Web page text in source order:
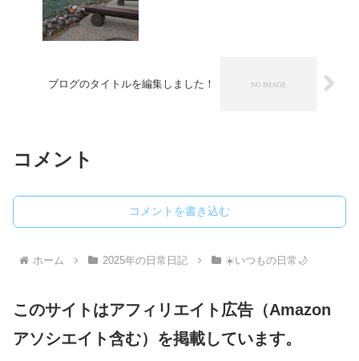
ブログのタイトルを編集しました！
コメント
コメントを書き込む
ホーム 2025年の日常日記 ☀️いつもの日常🌙
このサイトはアフィリエイト広告（Amazon
アソシエイト含む）を掲載しています。